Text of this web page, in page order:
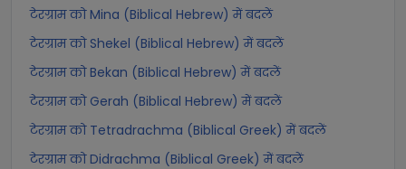
टेरग्राम को Mina (Biblical Hebrew) में बदलें
टेरग्राम को Shekel (Biblical Hebrew) में बदलें
टेरग्राम को Bekan (Biblical Hebrew) में बदलें
टेरग्राम को Gerah (Biblical Hebrew) में बदलें
टेरग्राम को Tetradrachma (Biblical Greek) में बदलें
टेरग्राम को Didrachma (Biblical Greek) में बदलें